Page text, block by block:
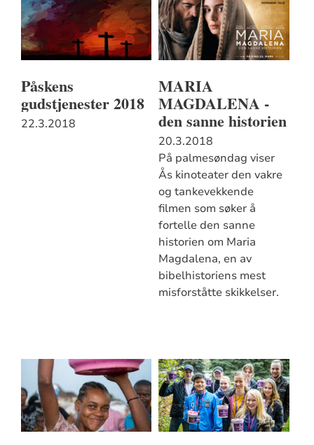
Påskens
gudstjenester 2018
22.3.2018
MARIA
MAGDALENA -
den sanne historien
20.3.2018
På palmesøndag viser
Ås kinoteater den vakre
og tankevekkende
filmen som søker å
fortelle den sanne
historien om Maria
Magdalena, en av
bibelhistoriens mest
misforståtte skikkelser.